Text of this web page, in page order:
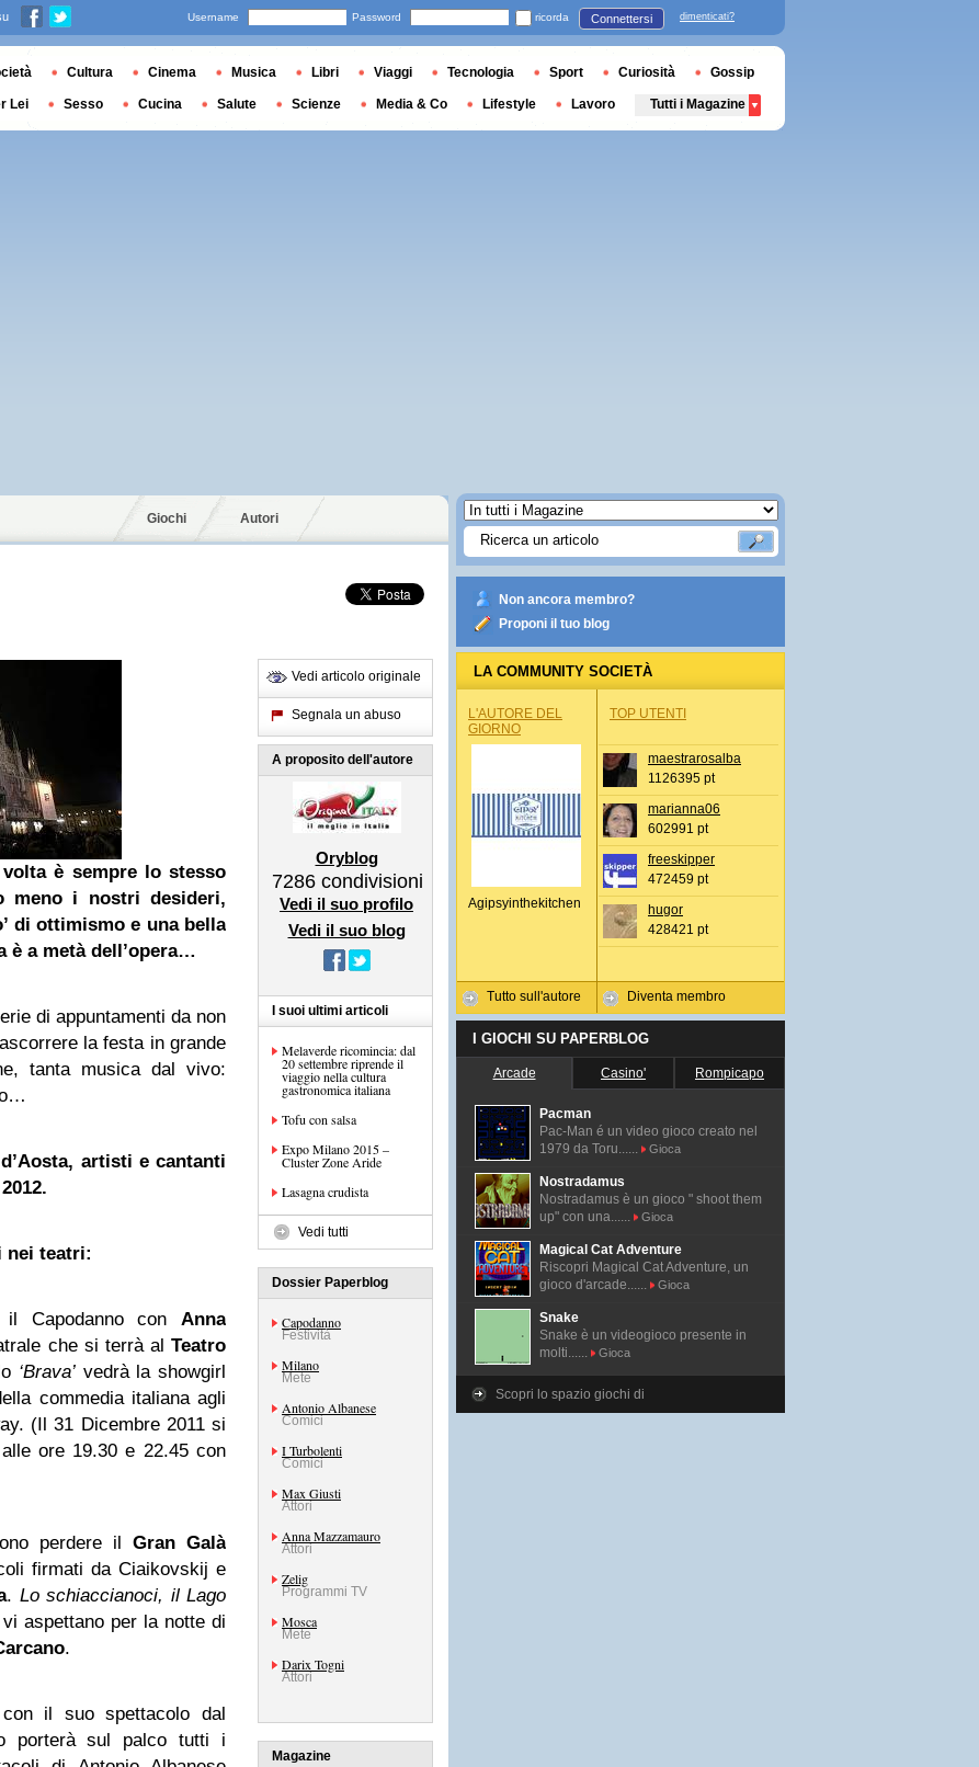
Giochi Autori
è sempre lo stesso
meno i nostri desideri,
di ottimismo e una bella
a metà dell’opera…
di appuntamenti da non
la festa in grande
tanta musica dal vivo:
artisti e cantanti
nei teatri:
il Capodanno con Anna
che si terrà al Teatro
‘Brava’ vedrà la showgirl
commedia italiana agli
(Il 31 Dicembre 2011 si
ore 19.30 e 22.45 con
perdere il Gran Galà
firmati da Ciaikovskij e
. Lo schiaccianoci, il Lago
vi aspettano per la notte di
.
il suo spettacolo dal
porterà sul palco tutti i
Vedi articolo originale
Segnala un abuso
A proposito dell'autore
Oryblog
7286 condivisioni
Vedi il suo profilo
Vedi il suo blog
I suoi ultimi articoli
Melaverde ricomincia: dal
20 settembre riprende il
viaggio nella cultura
gastronomica italiana
Tofu con salsa
Expo Milano 2015 –
Cluster Zone Aride
Lasagna crudista
Vedi tutti
Dossier Paperblog
Capodanno
Festività
Milano
Mete
Antonio Albanese
Comici
I Turbolenti
Comici
Max Giusti
Attori
Anna Mazzamauro
Attori
Zelig
Programmi TV
Mosca
Mete
Darix Togni
Attori
Magazine
Non ancora membro?
Proponi il tuo blog
LA COMMUNITY SOCIETÀ
L'AUTORE DEL
GIORNO
Agipsyinthekitchen
Tutto sull'autore
TOP UTENTI
maestrarosalba
1126395 pt
marianna06
602991 pt
freeskipper
472459 pt
hugor
428421 pt
Diventa membro
I GIOCHI SU PAPERBLOG
Arcade Casino' Rompicapo
Pacman
Pac-Man é un video gioco creato nel
1979 da Toru......
Gioca
Nostradamus
Nostradamus è un gioco " shoot them
up" con una......
Gioca
Magical Cat Adventure
Riscopri Magical Cat Adventure, un
gioco d'arcade......
Gioca
Snake
Snake è un videogioco presente in
molti......
Gioca
Scopri lo spazio giochi di
Username Password ricorda Connettersi dimenticati?
Cultura Cinema Musica Libri Viaggi Tecnologia Sport Curiosità Gossip
Lei Sesso Cucina Salute Scienze Media & Co Lifestyle Lavoro Tutti i Magazine